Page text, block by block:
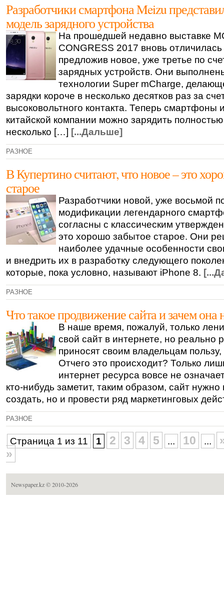
Разработчики смартфона Meizu
модель зарядного устройства
На прошедшей недавно выставке
CONGRESS 2017 вновь
предложив новое, уже третье по
зарядных устройств. Они
технологии Super mCharge,
зарядки короче в несколько десятков раз за
высоковольтного контакта. Теперь смартфоны
китайской компании можно зарядить полностью
несколько […] [...Дальше]
РАЗНОЕ
В Купертино считают, что новое – это
старое
Разработчики новой, уже восьмой
модификации легендарного
согласны с классическим
это хорошо забытое старое. Они
наиболее удачные особенности
и внедрить их в разработку следующего
которые, пока условно, называют iPhone 8.
РАЗНОЕ
Что такое продвижение сайта и зачем она
В наше время, пожалуй, только
свой сайт в интернете, но реально
приносят своим владельцам
Отчего это происходит? Только
интернет ресурса вовсе не
кто-нибудь заметит, таким образом, сайт нужно
создать, но и провести ряд маркетинговых
РАЗНОЕ
Страница 1 из 11 1 2 3 4 5 ... 10 ...
»
Newspaper.kz© 2010-2026